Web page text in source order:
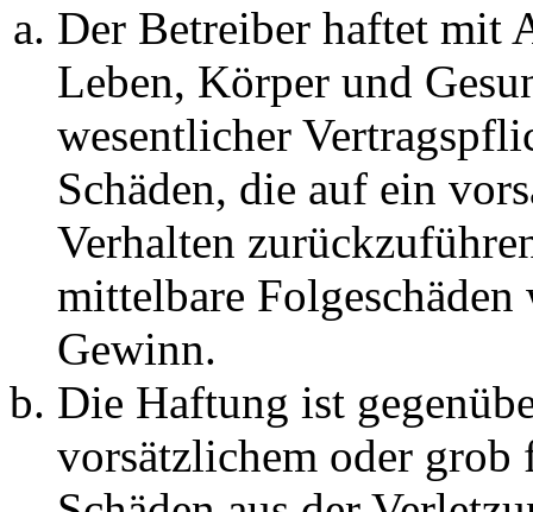
Der Betreiber haftet mit
Leben, Körper und
wesentlicher
Schäden, die auf ein
Verhalten
mittelbare Folgeschäden
Gewinn.
Die Haftung ist
vorsätzlichem oder grob